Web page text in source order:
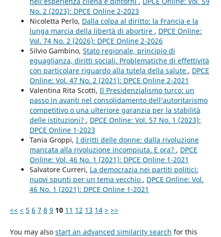
No. 2 (2023): DPCE Online 2-2023
Nicoletta Perlo, Dalla colpa al diritto: la Francia e la
lunga marcia della libertà di abortire , DPCE Online:
Vol. 74 No. 2 (2026): DPCE Online 2-2026
Silvio Gambino, Stato regionale, principio di
eguaglianza, diritti sociali. Problematiche di effettività
con particolare riguardo alla tutela della salute , DPCE
Online: Vol. 47 No. 2 (2021): DPCE Online 2-2021
Valentina Rita Scotti, Il Presidenzialismo turco: un
passo in avanti nel consolidamento dell’autoritarismo
competitivo o una ulteriore garanzia per la stabilità
delle istituzioni? , DPCE Online: Vol. 57 No. 1 (2023):
DPCE Online 1-2023
Tania Groppi, I diritti delle donne: dalla rivoluzione
mancata alla rivoluzione incompiuta. E ora? , DPCE
Online: Vol. 46 No. 1 (2021): DPCE Online 1-2021
Salvatore Curreri, La democrazia nei partiti politici:
nuovi spunti per un tema vecchio , DPCE Online: Vol.
46 No. 1 (2021): DPCE Online 1-2021
<< < 5 6 7 8 9 10 11 12 13 14 > >>
You may also start an advanced similarity search for this